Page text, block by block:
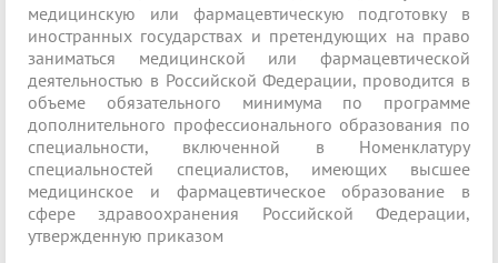
медицинскую или фармацевтическую подготовку в
иностранных государствах и претендующих на право
заниматься медицинской или фармацевтической
деятельностью в Российской Федерации, проводится в
объеме обязательного минимума по программе
дополнительного профессионального образования по
специальности, включенной в Номенклатуру
специальностей специалистов, имеющих высшее
медицинское и фармацевтическое образование в
сфере здравоохранения Российской Федерации,
утвержденную приказом